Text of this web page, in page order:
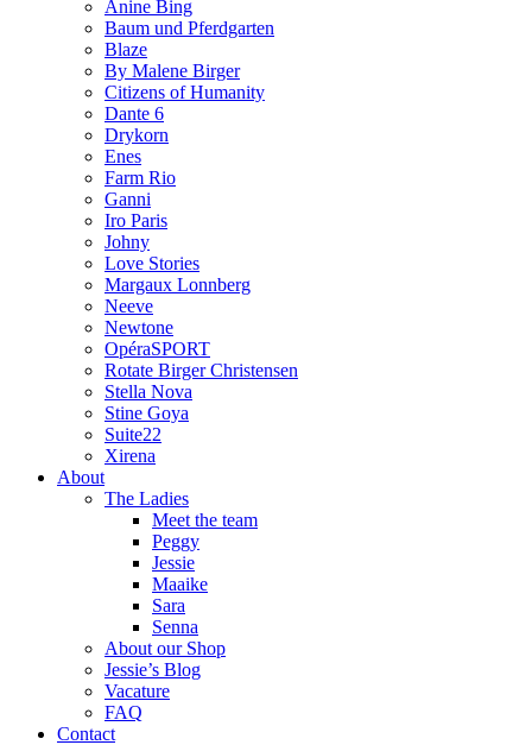
Anine Bing
Baum und Pferdgarten
Blaze
By Malene Birger
Citizens of Humanity
Dante 6
Drykorn
Enes
Farm Rio
Ganni
Iro Paris
Johny
Love Stories
Margaux Lonnberg
Neeve
Newtone
OpéraSPORT
Rotate Birger Christensen
Stella Nova
Stine Goya
Suite22
Xirena
About
The Ladies
Meet the team
Peggy
Jessie
Maaike
Sara
Senna
About our Shop
Jessie’s Blog
Vacature
FAQ
Contact